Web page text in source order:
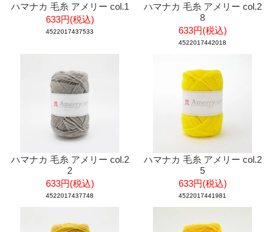
ハマナカ 毛糸 アメリー col.1
633円(税込)
4522017437533
ハマナカ 毛糸 アメリー col.2
8
633円(税込)
4522017442018
ハマナカ 毛糸 アメリー col.2
2
633円(税込)
4522017437748
ハマナカ 毛糸 アメリー col.2
5
633円(税込)
4522017441981